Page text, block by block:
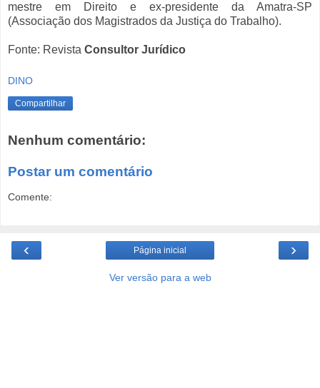
mestre em Direito e ex-presidente da Amatra-SP
(Associação dos Magistrados da Justiça do Trabalho).
Fonte: Revista Consultor Jurídico
DINO
Compartilhar
Nenhum comentário:
Postar um comentário
Comente:
‹ ›
Página inicial
Ver versão para a web